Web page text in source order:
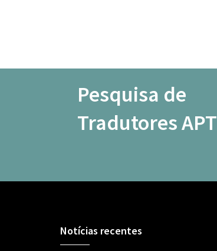
Pesquisa de
Tradutores APT
Notícias recentes